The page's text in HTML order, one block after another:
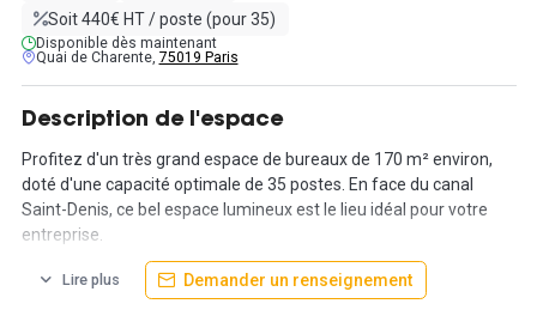
Soit 440€ HT / poste (pour 35)
Disponible dès maintenant
Quai de Charente, 75019 Paris
Description de l'espace
Profitez d'un très grand espace de bureaux de 170 m² environ,
doté d'une capacité optimale de 35 postes. En face du canal
Saint-Denis, ce bel espace lumineux est le lieu idéal pour votre
entreprise.
Profitez de notre grande terrasse-toit entièrement aménagé
Lire plus Demander un renseignement